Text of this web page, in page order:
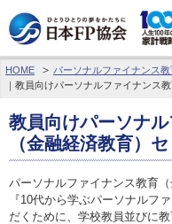
わたしたちのくらしとお金
FPに相談する
FP資格取得を目指す
FP技能検定
HOME パーソナルファイナンス
｜教員向けパーソナルファイナンス
教員向けパーソナ
（金融経済教育）
パーソナルファイナンス教育
『10代から学ぶパーソナルフ
だくために、学校教員並びに